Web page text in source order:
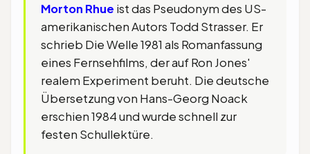
Morton Rhue ist das Pseudonym des US-
amerikanischen Autors Todd Strasser. Er
schrieb Die Welle 1981 als Romanfassung
eines Fernsehfilms, der auf Ron Jones'
realem Experiment beruht. Die deutsche
Übersetzung von Hans-Georg Noack
erschien 1984 und wurde schnell zur
festen Schullektüre.